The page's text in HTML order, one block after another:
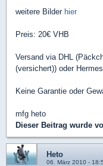
weitere Bilder hier
Preis: 20€ VHB
Versand via DHL
(versichert)) oder
Keine Garantie oder
mfg heto
Dieser Beitrag wurde
Heto
06. März 2010 -